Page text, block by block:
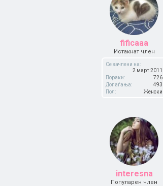
fificaaa
Истакнат член
Се зачлени на:
2 март 2011
Пораки:
726
Допаѓања:
493
Пол:
Женски
interesna
Популарен член